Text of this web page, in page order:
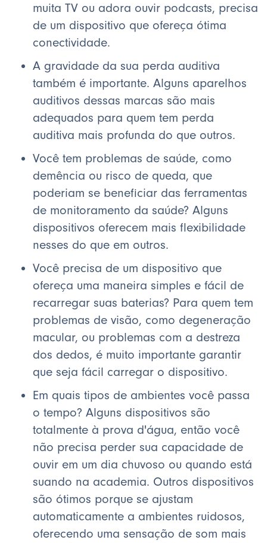
muita TV ou adora ouvir podcasts, precisa
de um dispositivo que ofereça ótima
conectividade.
A gravidade da sua perda auditiva
também é importante. Alguns aparelhos
auditivos dessas marcas são mais
adequados para quem tem perda
auditiva mais profunda do que outros.
Você tem problemas de saúde, como
demência ou risco de queda, que
poderiam se beneficiar das ferramentas
de monitoramento da saúde? Alguns
dispositivos oferecem mais flexibilidade
nesses do que em outros.
Você precisa de um dispositivo que
ofereça uma maneira simples e fácil de
recarregar suas baterias? Para quem tem
problemas de visão, como degeneração
macular, ou problemas com a destreza
dos dedos, é muito importante garantir
que seja fácil carregar o dispositivo.
Em quais tipos de ambientes você passa
o tempo? Alguns dispositivos são
totalmente à prova d'água, então você
não precisa perder sua capacidade de
ouvir em um dia chuvoso ou quando está
suando na academia. Outros dispositivos
são ótimos porque se ajustam
automaticamente a ambientes ruidosos,
oferecendo uma sensação de som mais